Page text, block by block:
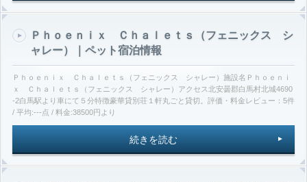
Ｐｈｏｅｎｉｘ Ｃｈａｌｅｔｓ（フェニックス シ
ャレー）｜ペット宿泊情報
Ｐｈｏｅｎｉｘ Ｃｈａｌｅｔｓ（フェニックス シャレー）施設名Ｐｈｏｅｎｉ
ｘ Ｃｈａｌｅｔｓ（フェニックス シャレー）アクセス北安曇郡白馬村北城4690
-2白馬駅より車にて５分特徴豪華貸別荘１軒丸ごと貸切。評価・料金レビュー：5件
/ 平均:---点 / 料金:38500円より
続きを読む